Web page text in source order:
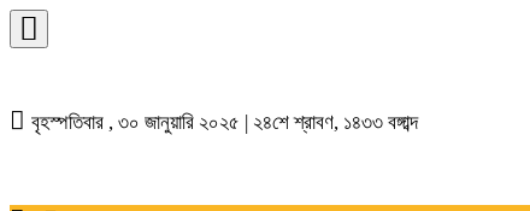
বৃহস্পতিবার , ৩০ জানুয়ারি ২০২৫ | ২৪শে শ্রাবণ, ১৪৩৩ বঙ্গাব্দ